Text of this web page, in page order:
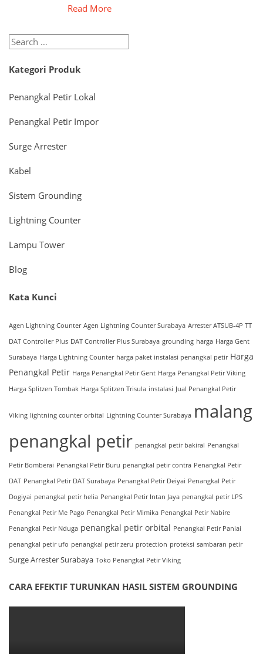
Read More
Search
Kategori Produk
Penangkal Petir Lokal
Penangkal Petir Impor
Surge Arrester
Kabel
Sistem Grounding
Lightning Counter
Lampu Tower
Blog
Kata Kunci
Agen Lightning Counter Agen Lightning Counter Surabaya Arrester ATSUB-4P TT
DAT Controller Plus DAT Controller Plus Surabaya grounding harga Harga Gent
Surabaya Harga Lightning Counter harga paket instalasi penangkal petir Harga
Penangkal Petir Harga Penangkal Petir Gent Harga Penangkal Petir Viking
Harga Splitzen Tombak Harga Splitzen Trisula instalasi Jual Penangkal Petir
Viking lightning counter orbital Lightning Counter Surabaya malang
penangkal petir penangkal petir bakiral Penangkal
Petir Bomberai Penangkal Petir Buru penangkal petir contra Penangkal Petir
DAT Penangkal Petir DAT Surabaya Penangkal Petir Deiyai Penangkal Petir
Dogiyai penangkal petir helia Penangkal Petir Intan Jaya penangkal petir LPS
Penangkal Petir Me Pago Penangkal Petir Mimika Penangkal Petir Nabire
Penangkal Petir Nduga penangkal petir orbital Penangkal Petir Paniai
penangkal petir ufo penangkal petir zeru protection proteksi sambaran petir
Surge Arrester Surabaya Toko Penangkal Petir Viking
CARA EFEKTIF TURUNKAN HASIL SISTEM GROUNDING